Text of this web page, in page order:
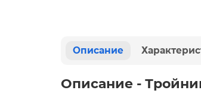
Описание
Описание -